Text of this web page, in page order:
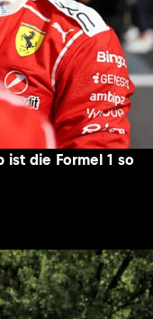
ist die Formel 1 so